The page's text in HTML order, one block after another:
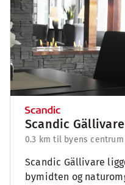
Scandic Gällivare
0.3 km til byens centrum
Scandic Gällivare
bymidten og